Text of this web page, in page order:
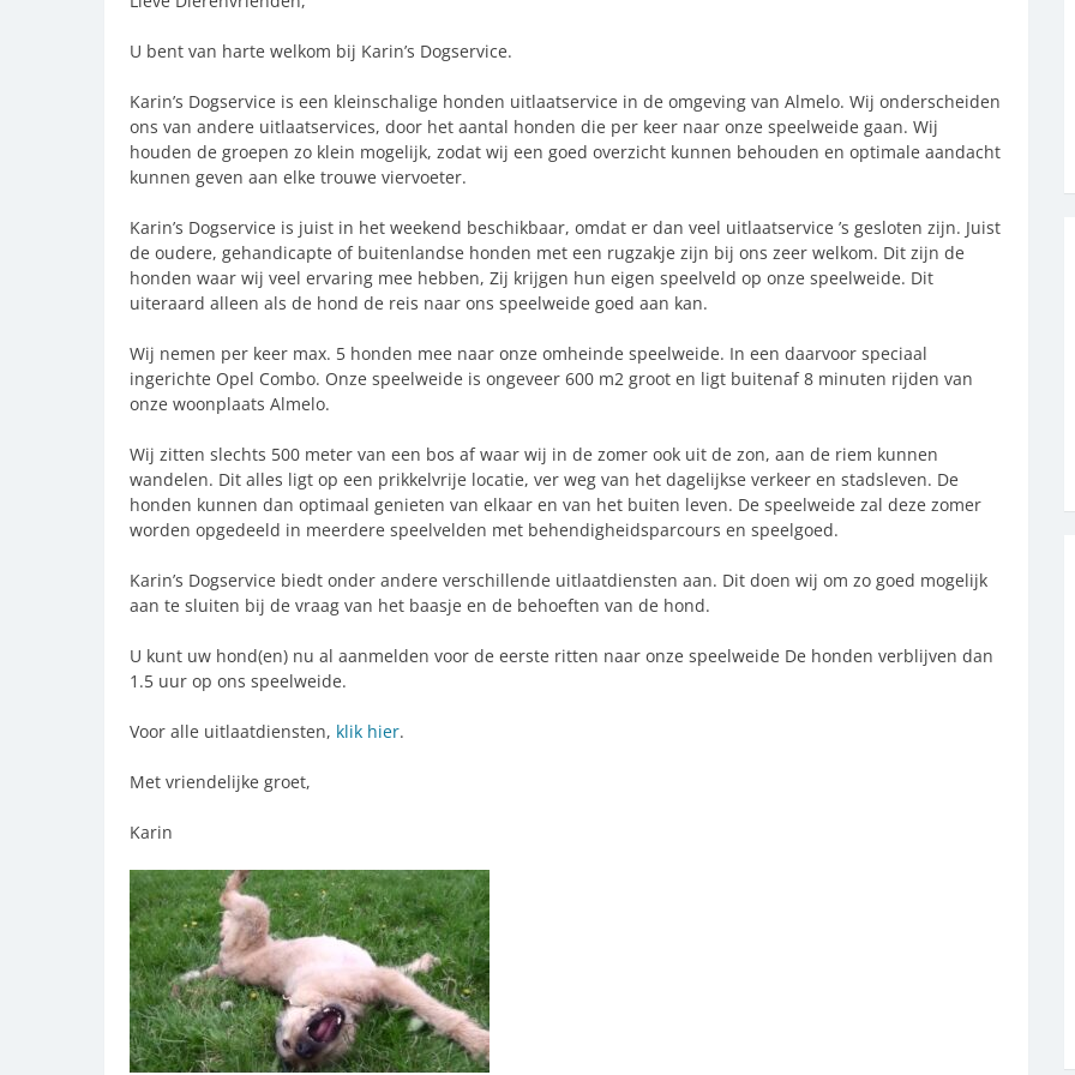
U bent van harte welkom bij Karin’s Dogservice.
Karin’s Dogservice is een kleinschalige honden uitlaatservice in de omgeving van Almelo. Wij onderscheiden
ons van andere uitlaatservices, door het aantal honden die per keer naar onze speelweide gaan. Wij
houden de groepen zo klein mogelijk, zodat wij een goed overzicht kunnen behouden en optimale aandacht
kunnen geven aan elke trouwe viervoeter.
Karin’s Dogservice is juist in het weekend beschikbaar, omdat er dan veel uitlaatservice ’s gesloten zijn. Juist
de oudere, gehandicapte of buitenlandse honden met een rugzakje zijn bij ons zeer welkom. Dit zijn de
honden waar wij veel ervaring mee hebben, Zij krijgen hun eigen speelveld op onze speelweide. Dit
uiteraard alleen als de hond de reis naar ons speelweide goed aan kan.
Wij nemen per keer max. 5 honden mee naar onze omheinde speelweide. In een daarvoor speciaal
ingerichte Opel Combo. Onze speelweide is ongeveer 600 m2 groot en ligt buitenaf 8 minuten rijden van
onze woonplaats Almelo.
Wij zitten slechts 500 meter van een bos af waar wij in de zomer ook uit de zon, aan de riem kunnen
wandelen. Dit alles ligt op een prikkelvrije locatie, ver weg van het dagelijkse verkeer en stadsleven. De
honden kunnen dan optimaal genieten van elkaar en van het buiten leven. De speelweide zal deze zomer
worden opgedeeld in meerdere speelvelden met behendigheidsparcours en speelgoed.
Karin’s Dogservice biedt onder andere verschillende uitlaatdiensten aan. Dit doen wij om zo goed mogelijk
aan te sluiten bij de vraag van het baasje en de behoeften van de hond.
U kunt uw hond(en) nu al aanmelden voor de eerste ritten naar onze speelweide De honden verblijven dan
1.5 uur op ons speelweide.
Voor alle uitlaatdiensten, klik hier.
Met vriendelijke groet,
Karin